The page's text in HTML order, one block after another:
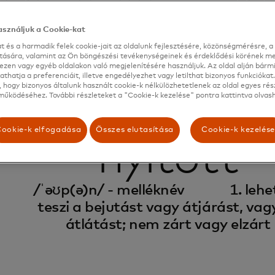
másik pénzintézettel, akár egy harmadik féllel -, és
hasznára használja. A harmadik fél szolgáltatók
kereskedő és egyéb digitális platform tartozhat.
nyitott
/ˈəʊp(ə)n/ - melléknév
1.
teszi a bejutást vagy átjárást,
átlátást; nem zárt vagy elzárt
a Cookie-kat
és a harmadik felek cookie-jait az oldalunk fejlesztésére, közönségmérésre,
valamint az Ön böngészési tevékenységeinek és érdeklődési körének
vagy egyéb oldalakon való megjelenítésére használjuk. Az oldal alján
a preferenciáit, illetve engedélyezhet vagy letilthat bizonyos funkciókat.
hogy bizonyos általunk használt cookie-k nélkülözhetetlenek az oldal egyes
További részleteket a "Cookie-k kezelése" pontra kattintva
k elfogadása Összes elutasítása Cookie-k kezelése